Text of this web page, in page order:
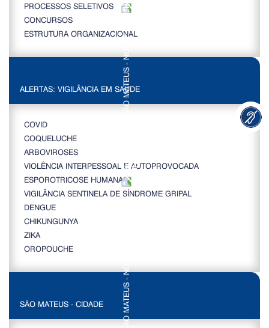
PROCESSOS SELETIVOS
CONCURSOS
ESTRUTURA ORGANIZACIONAL
ALERTAS: VIGILÂNCIA EM SAÚDE
COVID
COQUELUCHE
ARBOVIROSES
VIOLÊNCIA INTERPESSOAL E AUTOPROVOCADA
ESPOROTRICOSE HUMANA
VIGILÂNCIA SENTINELA DE SÍNDROME GRIPAL
DENGUE
CHIKUNGUNYA
ZIKA
OROPOUCHE
SÃO MATEUS - CIDADE